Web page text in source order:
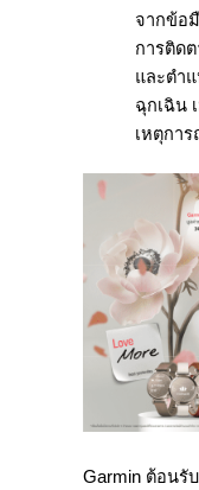
จากข้อ
การติด
และตำ
ฉุกเฉิน
เหตุกา
Garmin ต้อนรั